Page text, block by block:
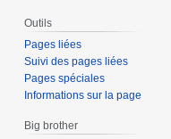
Outils
Pages liées
Suivi des pages liées
Pages spéciales
Informations sur la page
Big brother